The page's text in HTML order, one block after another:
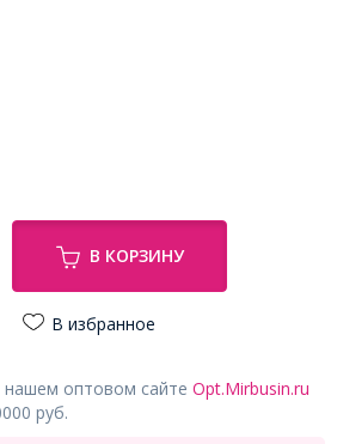
В КОРЗИНУ
В избранное
нашем оптовом сайте Opt.Mirbusin.ru
руб.